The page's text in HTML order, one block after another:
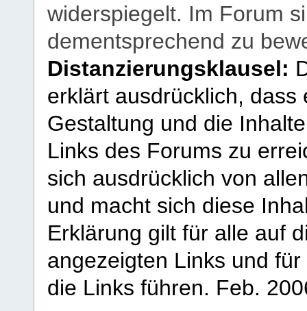
widerspiegelt. Im Forum
dementsprechend zu
Distanzierungsklausel:
erklärt ausdrücklich,
Gestaltung und die
Links des Forums zu
sich ausdrücklich von
und macht sich diese
Erklärung gilt für alle auf
angezeigten Links und
die Links führen. Feb.